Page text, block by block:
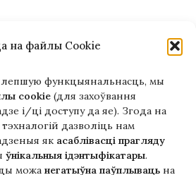
на файлы Cookie
функцыянальнасць, мы
cookie (для захоўвання
і/ці доступу да яе). Згода на
дазволіць нам
як асаблівасці прагляду
ўнікальныя ідэнтыфікатары.
можа негатыўна паўплываць на
Гэтая версія сайта створана
ў рамках праекта ArtPower
Еўрапейскага Саюзу
нам!